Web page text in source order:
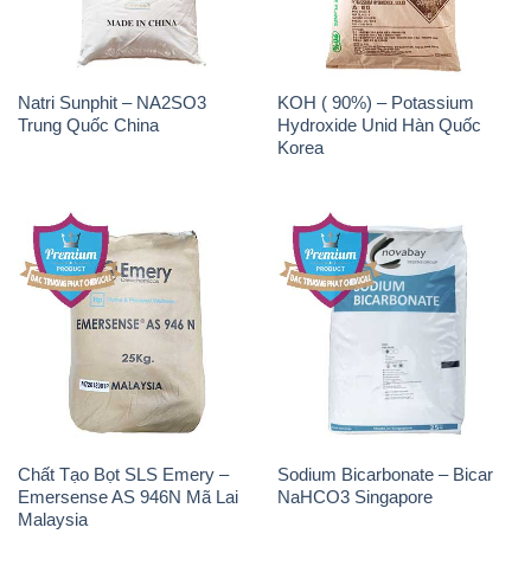
Natri Sunphit – NA2SO3
Trung Quốc China
KOH ( 90%) – Potassium
Hydroxide Unid Hàn Quốc
Korea
Chất Tạo Bọt SLS Emery –
Emersense AS 946N Mã Lai
Malaysia
Sodium Bicarbonate – Bicar
NaHCO3 Singapore